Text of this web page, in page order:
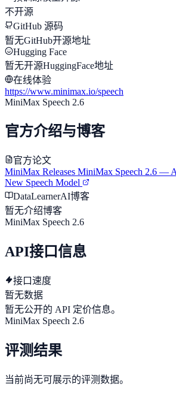
不开源
GitHub 源码
暂无GitHub开源地址
Hugging Face
暂无开源HuggingFace地址
在线体验
https://www.minimax.io/speech
MiniMax Speech 2.6
官方介绍与博客
官方论文
MiniMax Releases MiniMax Speech 2.6 —
New Speech Model
DataLearnerAI博客
暂无介绍博客
MiniMax Speech 2.6
API接口信息
接口速度
暂无数据
暂无公开的 API 定价信息。
MiniMax Speech 2.6
评测结果
当前尚无可展示的评测数据。